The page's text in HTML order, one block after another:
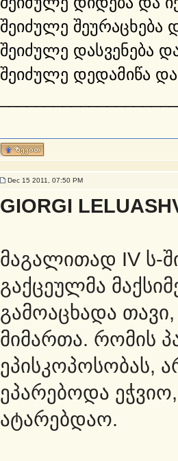
შეიძულე შეურაცხება
შეიძულე დასვენება
შეიძულე დედამიწა და
Dec 15 2011, 07:50 PM
GIORGI
მაგალითად IV ს-
გაქცეულმა
გამოაცხადა
მიმართა. რომის
ეპისკოპოსობას,
ეპარებოდა
ატარებდაო.